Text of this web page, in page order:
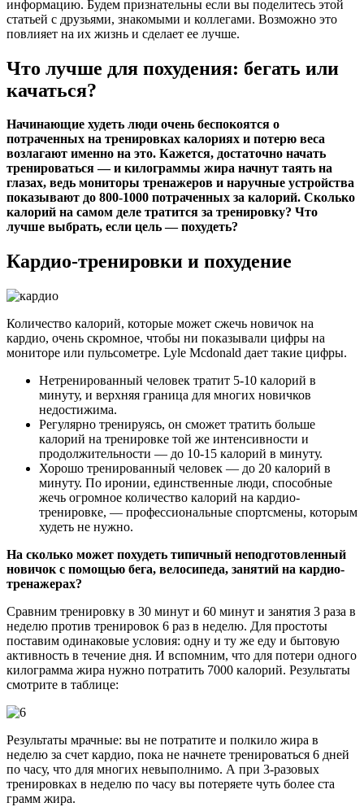
информацию. Будем признательны если вы поделитесь этой
статьей с друзьями, знакомыми и коллегами. Возможно это
повлияет на их жизнь и сделает ее лучше.
Что лучше для похудения: бегать или
качаться?
Начинающие худеть люди очень беспокоятся о
потраченных на тренировках калориях и потерю веса
возлагают именно на это. Кажется, достаточно начать
тренироваться — и килограммы жира начнут таять на
глазах, ведь мониторы тренажеров и наручные устройства
показывают до 800-1000 потраченных за калорий. Сколько
калорий на самом деле тратится за тренировку? Что
лучше выбрать, если цель — похудеть?
Кардио-тренировки и похудение
Количество калорий, которые может сжечь новичок на
кардио, очень скромное, чтобы ни показывали цифры на
мониторе или пульсометре. Lyle Mcdonald дает такие цифры.
Нетренированный человек тратит 5-10 калорий в
минуту, и верхняя граница для многих новичков
недостижима.
Регулярно тренируясь, он сможет тратить больше
калорий на тренировке той же интенсивности и
продолжительности — до 10-15 калорий в минуту.
Хорошо тренированный человек — до 20 калорий в
минуту. По иронии, единственные люди, способные
жечь огромное количество калорий на кардио-
тренировке, — профессиональные спортсмены, которым
худеть не нужно.
На сколько может похудеть типичный неподготовленный
новичок с помощью бега, велосипеда, занятий на кардио-
тренажерах?
Сравним тренировку в 30 минут и 60 минут и занятия 3 раза в
неделю против тренировок 6 раз в неделю. Для простоты
поставим одинаковые условия: одну и ту же еду и бытовую
активность в течение дня. И вспомним, что для потери одного
килограмма жира нужно потратить 7000 калорий. Результаты
смотрите в таблице:
Результаты мрачные: вы не потратите и полкило жира в
неделю за счет кардио, пока не начнете тренироваться 6 дней
по часу, что для многих невыполнимо. А при 3-разовых
тренировках в неделю по часу вы потеряете чуть более ста
грамм жира.